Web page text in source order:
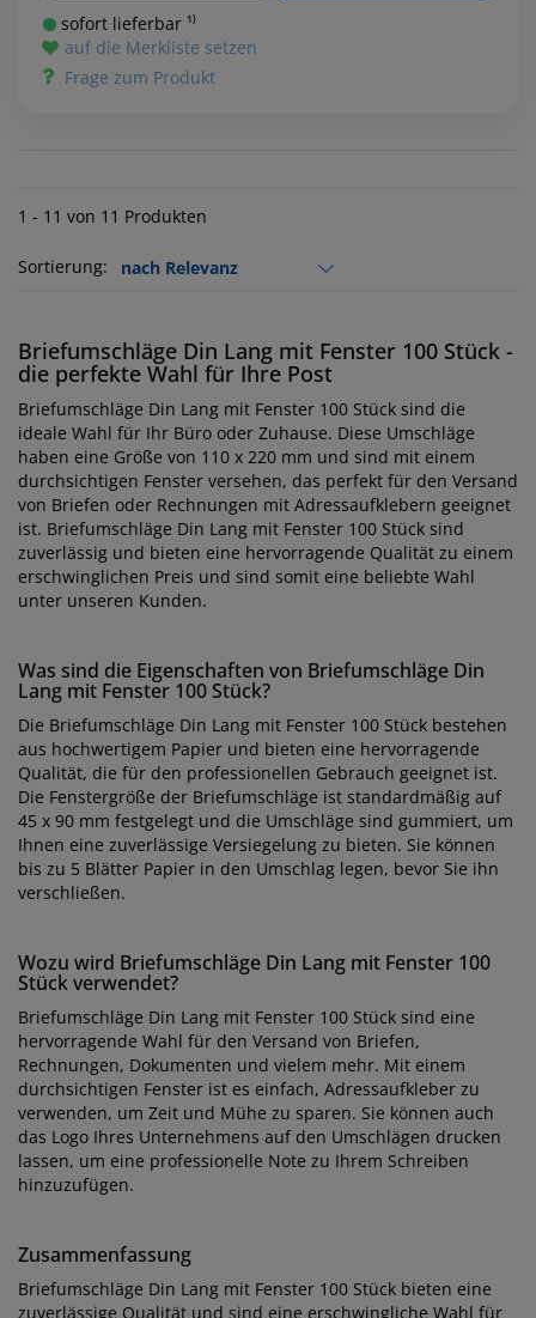
sofort lieferbar ¹⁾
auf die Merkliste setzen
Frage zum Produkt
1 - 11 von 11 Produkten
Sortierung:
Briefumschläge Din Lang mit Fenster 100 Stück -
die perfekte Wahl für Ihre Post
Briefumschläge Din Lang mit Fenster 100 Stück sind die
ideale Wahl für Ihr Büro oder Zuhause. Diese Umschläge
haben eine Größe von 110 x 220 mm und sind mit einem
durchsichtigen Fenster versehen, das perfekt für den Versand
von Briefen oder Rechnungen mit Adressaufklebern geeignet
ist. Briefumschläge Din Lang mit Fenster 100 Stück sind
zuverlässig und bieten eine hervorragende Qualität zu einem
erschwinglichen Preis und sind somit eine beliebte Wahl
unter unseren Kunden.
Was sind die Eigenschaften von Briefumschläge Din
Lang mit Fenster 100 Stück?
Die Briefumschläge Din Lang mit Fenster 100 Stück bestehen
aus hochwertigem Papier und bieten eine hervorragende
Qualität, die für den professionellen Gebrauch geeignet ist.
Die Fenstergröße der Briefumschläge ist standardmäßig auf
45 x 90 mm festgelegt und die Umschläge sind gummiert, um
Ihnen eine zuverlässige Versiegelung zu bieten. Sie können
bis zu 5 Blätter Papier in den Umschlag legen, bevor Sie ihn
verschließen.
Wozu wird Briefumschläge Din Lang mit Fenster 100
Stück verwendet?
Briefumschläge Din Lang mit Fenster 100 Stück sind eine
hervorragende Wahl für den Versand von Briefen,
Rechnungen, Dokumenten und vielem mehr. Mit einem
durchsichtigen Fenster ist es einfach, Adressaufkleber zu
verwenden, um Zeit und Mühe zu sparen. Sie können auch
das Logo Ihres Unternehmens auf den Umschlägen drucken
lassen, um eine professionelle Note zu Ihrem Schreiben
hinzuzufügen.
Zusammenfassung
Briefumschläge Din Lang mit Fenster 100 Stück bieten eine
zuverlässige Qualität und sind eine erschwingliche Wahl für